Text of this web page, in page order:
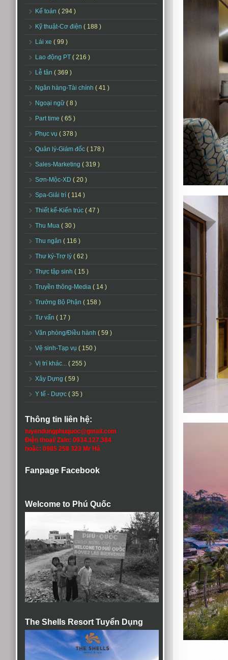
Kế toán ( 294 )
Kỹ thuật-Cơ điện ( 188 )
Lái xe ( 99 )
Lao động PT ( 216 )
Lễ tân ( 369 )
Ngân hàng-Tài chính ( 41 )
Ngoại ngữ ( 8 )
Part time ( 65 )
Phục vụ ( 378 )
Quản lý-Giám đốc ( 178 )
Sales-Marketing ( 319 )
Sơn-Mộc-XD ( 20 )
Spa-Giải trí ( 114 )
Thiết kế-Kiến trúc ( 47 )
Thu Mua ( 30 )
Thu ngân ( 116 )
Thư ký-Trợ lý ( 62 )
Thực tập sinh ( 15 )
Truyền thông-Media ( 14 )
Trưởng Bộ Phận ( 158 )
Tư vấn ( 17 )
Văn phòng/Điều hành ( 59 )
Vệ sinh-Tạp vụ ( 150 )
Vị trí khác... ( 255 )
Xây Dựng ( 59 )
Y tế - Dược ( 35 )
Thông tin liên hệ:
tuyendungphuquoc@gmail.com
Điện thoại/ Zalo: 0934.127.384
hoặc: 0985 258 323 Mr Hà
Fanpage Facebook
Welcome to Phú Quốc
The Shells Resort Tuyển Dụng